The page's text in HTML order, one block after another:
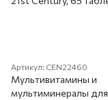
Артикул: CEN22460
Мультивитамины и
мультиминералы для